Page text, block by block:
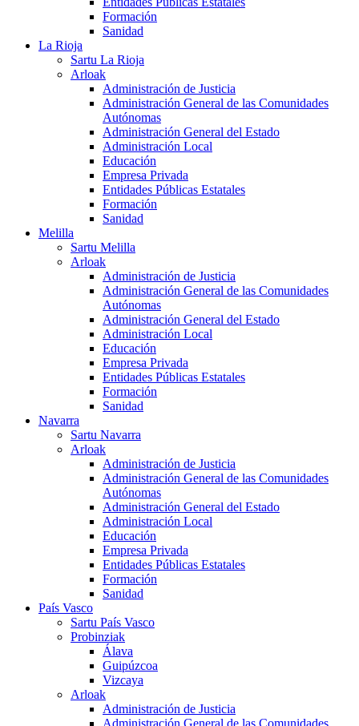
Formación
Sanidad
La Rioja
Sartu La Rioja
Arloak
Administración de Justicia
Administración General de las Comunidades
Autónomas
Administración General del Estado
Administración Local
Educación
Empresa Privada
Entidades Públicas Estatales
Formación
Sanidad
Melilla
Sartu Melilla
Arloak
Administración de Justicia
Administración General de las Comunidades
Autónomas
Administración General del Estado
Administración Local
Educación
Empresa Privada
Entidades Públicas Estatales
Formación
Sanidad
Navarra
Sartu Navarra
Arloak
Administración de Justicia
Administración General de las Comunidades
Autónomas
Administración General del Estado
Administración Local
Educación
Empresa Privada
Entidades Públicas Estatales
Formación
Sanidad
País Vasco
Sartu País Vasco
Probinziak
Álava
Guipúzcoa
Vizcaya
Arloak
Administración de Justicia